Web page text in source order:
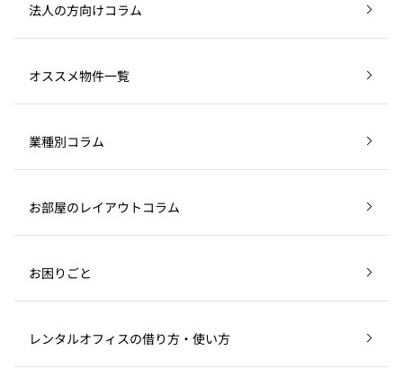
法人の方向けコラム
オススメ物件一覧
業種別コラム
お部屋のレイアウトコラム
お困りごと
レンタルオフィスの借り方・使い方